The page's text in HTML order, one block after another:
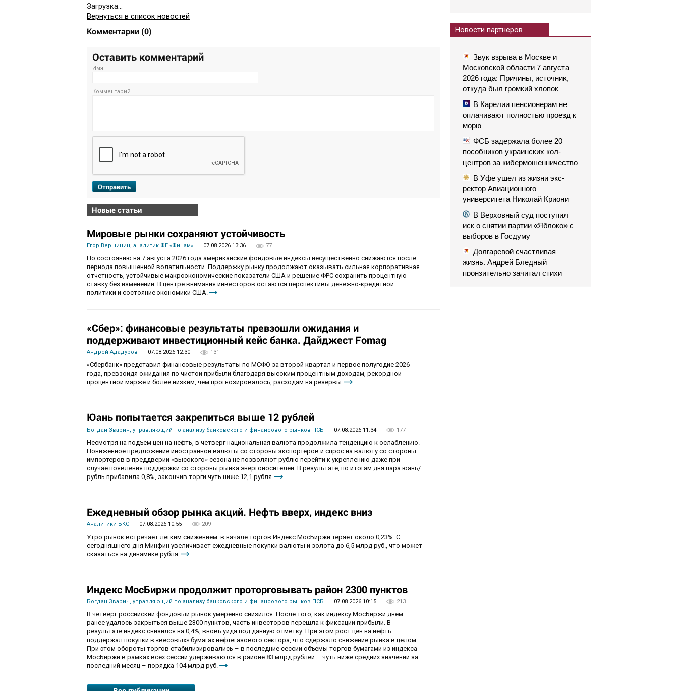
Загрузка...
Вернуться в список новостей
Комментарии (0)
Оставить комментарий
Имя
Комментарий
Отправить
Новые статьи
Мировые рынки сохраняют устойчивость
Егор Вершинин, аналитик ФГ «Финам» 07.08.2026 13:36 77
По состоянию на 7 августа 2026 года американские фондовые индексы несущественно снижаются после
периода повышенной волатильности. Поддержку рынку продолжают оказывать сильная корпоративная
отчетность, устойчивые макроэкономические показатели США и решение ФРС сохранить процентную
ставку без изменений. В центре внимания инвесторов остаются перспективы денежно-кредитной
политики и состояние экономики США.
«Сбер»: финансовые результаты превзошли ожидания и
поддерживают инвестиционный кейс банка. Дайджест Fomag
Андрей Ададуров 07.08.2026 12:30 131
«Сбербанк» представил финансовые результаты по МСФО за второй квартал и первое полугодие 2026
года, превзойдя ожидания по чистой прибыли благодаря высоким процентным доходам, рекордной
процентной марже и более низким, чем прогнозировалось, расходам на резервы.
Юань попытается закрепиться выше 12 рублей
Богдан Зварич, управляющий по анализу банковского и финансового рынков ПСБ 07.08.2026 11:34 177
Несмотря на подъем цен на нефть, в четверг национальная валюта продолжила тенденцию к ослаблению.
Пониженное предложение иностранной валюты со стороны экспортеров и спрос на валюту со стороны
импортеров в преддверии «высокого» сезона не позволяют рублю перейти к укреплению даже при
случае появления поддержки со стороны рынка энергоносителей. В результате, по итогам дня пара юань/
рубль прибавила 0,8%, закончив торги чуть ниже 12,1 рубля.
Ежедневный обзор рынка акций. Нефть вверх, индекс вниз
Аналитики БКС 07.08.2026 10:55 209
Утро рынок встречает легким снижением: в начале торгов Индекс МосБиржи теряет около 0,23%. С
сегодняшнего дня Минфин увеличивает ежедневные покупки валюты и золота до 6,5 млрд руб., что может
сказаться на динамике рубля.
Индекс МосБиржи продолжит проторговывать район 2300 пунктов
Богдан Зварич, управляющий по анализу банковского и финансового рынков ПСБ 07.08.2026 10:15 213
В четверг российский фондовый рынок умеренно снизился. После того, как индексу МосБиржи днем
ранее удалось закрыться выше 2300 пунктов, часть инвесторов перешла к фиксации прибыли. В
результате индекс снизился на 0,4%, вновь уйдя под данную отметку. При этом рост цен на нефть
поддержал покупки в «весовых» бумагах нефтегазового сектора, что сдержало снижение рынка в целом.
При этом обороты торгов стабилизировались – в последние сессии объемы торгов бумагами из индекса
МосБиржи в рамках всех сессий удерживаются в районе 83 млрд рублей – чуть ниже средних значений за
последний месяц – порядка 104 млрд руб.
Новости партнеров
Звук взрыва в Москве и
Московской области 7 августа
2026 года: Причины, источник,
откуда был громкий хлопок
В Карелии пенсионерам не
оплачивают полностью проезд к
морю
ФСБ задержала более 20
пособников украинских кол-
центров за кибермошенничество
В Уфе ушел из жизни экс-
ректор Авиационного
университета Николай Криони
В Верховный суд поступил
иск о снятии партии «Яблоко» с
выборов в Госдуму
Долгаревой счастливая
жизнь. Андрей Бледный
пронзительно зачитал стихи